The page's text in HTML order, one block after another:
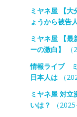
ミヤネ屋 【
ょうから被告
ミヤネ屋 【
ーの激白】
（
情報ライブ
日本人は（
ミヤネ屋 対立
いは？
（